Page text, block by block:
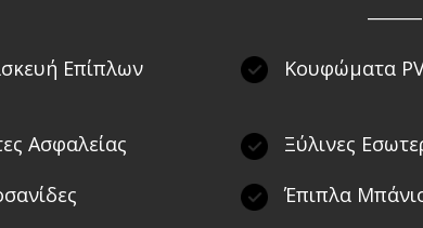
Επίπλων Κουφώματα
Ασφαλείας Ξύλινες
Έπιπλα